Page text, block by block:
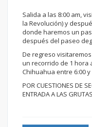
Salida a las 8:00 am,
la Revolución) y
donde haremos un
después del paseo
De regreso
un recorrido de 1 hora
Chihuahua entre 6:00 y
POR CUESTIONES DE
ENTRADA A LAS